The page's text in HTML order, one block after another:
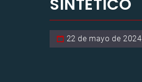
22 de mayo de 2024